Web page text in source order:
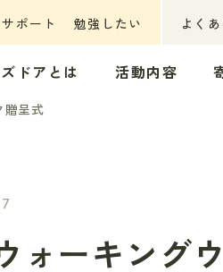
ポート 勉強したい よく
ドアとは 活動内容
贈呈式
ォーキング